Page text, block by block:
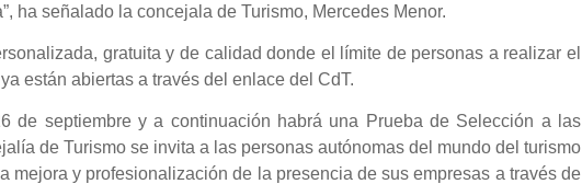
ha señalado la concejala de Turismo, Mercedes Menor.
gratuita y de calidad donde el límite de personas a realizar el
están abiertas a través del enlace del CdT.
de septiembre y a continuación habrá una Prueba de Selección a las
de Turismo se invita a las personas autónomas del mundo del turismo
mejora y profesionalización de la presencia de sus empresas a través de